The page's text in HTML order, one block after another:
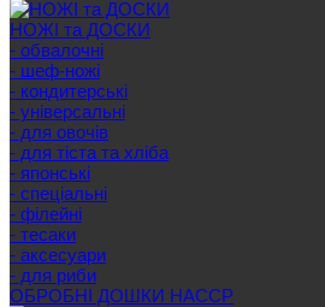
НОЖІ та ДОСКИ
- обвалочні
- шеф-ножі
- кондитерські
- універсальні
- для овочів
- для тіста та хліба
- японські
- спеціальні
- філейні
- тесаки
- аксесуари
- для риби
ОБРОБНІ ДОШКИ HACCP